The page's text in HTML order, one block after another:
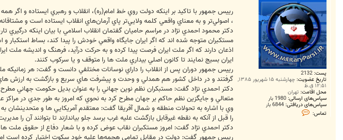
پست: 2132
تاریخ عضویت: چهارشنبه ۱۵ شهریور ۱۳۸۵,
۱۲:۵۱ ق.ظ
محل اقامت: تهران
سپاس‌های ارسالی: 1980 بار
سپاس‌های دریافتی: 6844 بار
تماس:
ت
رييس جمهور با تاكيد بر اينكه دولت روي خط امام(ره)، انقلاب و رهبري ايستاده و اگر
، اصولي‌تر و به معناي واقعي كلمه ولايي‌تر پاي آرمان‌هاي انقلاب ايستاده است و
دكتر محمود احمدي نژاد در مراسم حاميان گفتمان انقلاب اسلامي با بيان اينكه
مستكبران متوجه شده اند كه اگر ايران جايگاه واقعي خودش را پيدا كند، بساط استكبار
اذعان دارند كه اگر ملت ايران فرصت پيدا كرده و به حركت درآيد، فرهنگ و انديشه ملت
ايران بسيج نمايند تا كانون اصلي بيداري ملت ها را متوقف و يا سركوب كنند.
رييس جمهور دوران پس از انقلاب را داراي نوسانات مختلفي دانست و گفت: هر
گرفتند و در داخل كشور هم همدلي و وحدت و پيشرفت هاي سريع و بازگشت به ارزش هاي
دكتر احمدي نژاد گفت: مستبكران نظم نوين جهاني را به عنوان بديل حكومت جهاني
متعالي و جايگزين نظم حاكم بر جهان مطرح كرد به نحوي كه امروز به طور جدي در
وي با اشاره به تحولات منطقه و شمال آفريقا گفت: معتقدم آمريكايي ها و
را قبل از آنكه به نقطه غيرقابل بازگشت عليه غرب برسد جلو بياندازند تا بتوانند آن را
دكتر احمدي نژاد گفت: امروز مستكبران نقاب عوض كرده و با شعار دفاع از حقوق ملت
رييس جمهور گفت: دولت در مقابل تمامي هجمه‌ها عليه خود سكوت اختيار كرده است